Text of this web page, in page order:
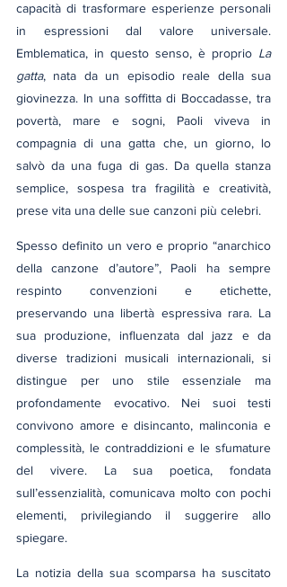
capacità di trasformare esperienze personali
in espressioni dal valore universale.
Emblematica, in questo senso, è proprio La
gatta, nata da un episodio reale della sua
giovinezza. In una soffitta di Boccadasse, tra
povertà, mare e sogni, Paoli viveva in
compagnia di una gatta che, un giorno, lo
salvò da una fuga di gas. Da quella stanza
semplice, sospesa tra fragilità e creatività,
prese vita una delle sue canzoni più celebri.
Spesso definito un vero e proprio “anarchico
della canzone d’autore”, Paoli ha sempre
respinto convenzioni e etichette,
preservando una libertà espressiva rara. La
sua produzione, influenzata dal jazz e da
diverse tradizioni musicali internazionali, si
distingue per uno stile essenziale ma
profondamente evocativo. Nei suoi testi
convivono amore e disincanto, malinconia e
complessità, le contraddizioni e le sfumature
del vivere. La sua poetica, fondata
sull’essenzialità, comunicava molto con pochi
elementi, privilegiando il suggerire allo
spiegare.
La notizia della sua scomparsa ha suscitato